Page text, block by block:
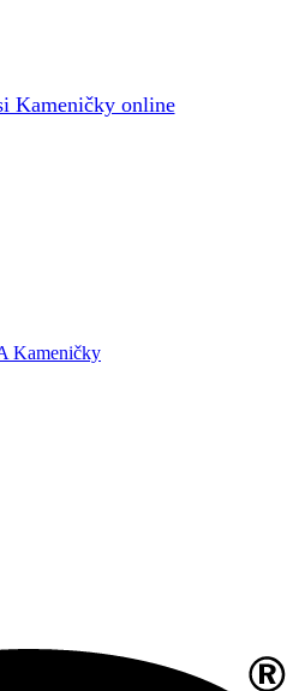
Kameničky online
Kameničky